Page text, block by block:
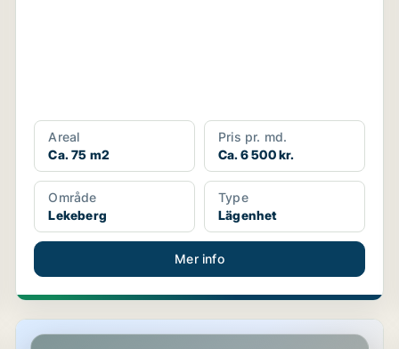
Areal
Ca. 75 m2
Pris pr. md.
Ca. 6 500 kr.
Område
Lekeberg
Type
Lägenhet
Mer info
Hus i Lekeberg, Fjugesta